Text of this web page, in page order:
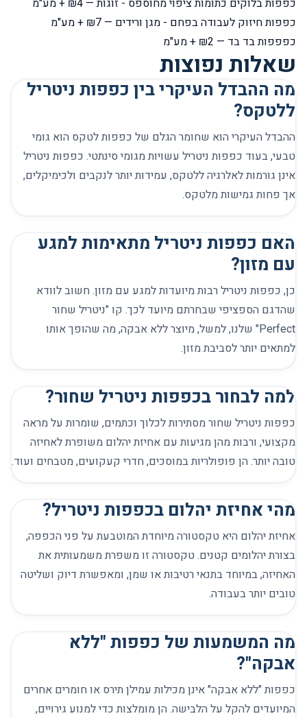
כפפות בלוקים כתומות ציפוי מחוספס - זוגות— ₪4 + מע"מ
כפפות חיזוק לעבודה בפחם - מגן ורידים — ₪7 + מע"מ
כפפפות בד בד — ₪2 + מע"מ
שאלות נפוצות
מה ההבדל העיקרי בין כפפות ניטריל
ללטקס?
ההבדל העיקרי הוא שחומר הגלם של כפפות לטקס הוא גומי
טבעי, בעוד כפפות ניטריל עשויות מגומי סינתטי. כפפות ניטריל
אינן גורמות לאלרגיה ללטקס, עמידות יותר לנקבים ולכימיקלים,
אך פחות גמישות מלטקס.
האם כפפות ניטריל מתאימות למגע
עם מזון?
כן, כפפות ניטריל רבות מיועדות למגע עם מזון. חשוב לוודא
שהדגם הספציפי שבחרתם מיועד לכך. קו "ניטריל שחור
Perfect" שלנו, למשל, מיוצר ללא אבקה, מה שהופך אותו
למתאים יותר לסביבת מזון.
למה לבחור בכפפות ניטריל שחור?
כפפות ניטריל שחור מסתירות לכלוך וכתמים, שומרות על מראה
מקצועי, ורבות מהן מגיעות עם אחיזת יהלום משופרת לאחיזה
טובה יותר. הן פופולריות במוסכים, חדרי קעקועים, מטבחים ועוד.
מהי אחיזת יהלום בכפפות ניטריל?
אחיזת יהלום היא טקסטורה מיוחדת המוטבעת על פני הכפפה,
בצורת יהלומים קטנים. טקסטורה זו משפרת משמעותית את
האחיזה, במיוחד בתנאי רטיבות או שמן, ומאפשרת דיוק ושליטה
טובים יותר בעבודה.
מה המשמעות של כפפות "ללא
אבקה"?
כפפות "ללא אבקה" אינן מכילות עמילן תירס או חומרים אחרים
המיועדים להקל על הלבישה. הן מומלצות כדי למנוע גירויים,